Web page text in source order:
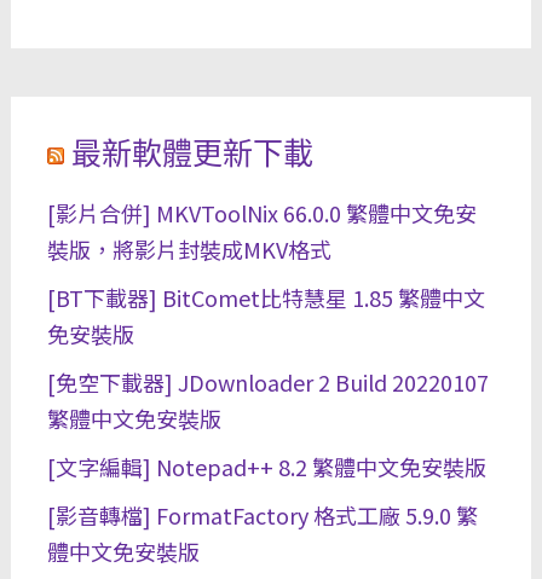
最新軟體更新下載
[影片合併] MKVToolNix 66.0.0 繁體中文免安
裝版，將影片封裝成MKV格式
[BT下載器] BitComet比特慧星 1.85 繁體中文
免安裝版
[免空下載器] JDownloader 2 Build 20220107
繁體中文免安裝版
[文字編輯] Notepad++ 8.2 繁體中文免安裝版
[影音轉檔] FormatFactory 格式工廠 5.9.0 繁
體中文免安裝版